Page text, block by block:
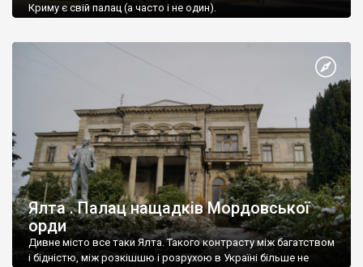
Криму є свій палац (а часто і не один).
Ялта . Палац нащадків Мордовської
орди
Дивне місто все таки Ялта. Такого контрасту між багатством
і бідністю, між розкішшю і розрухою в Україні більше не